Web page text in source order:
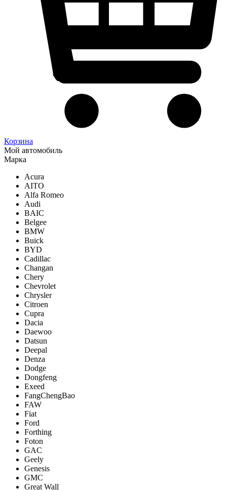
Корзина
Мой автомобиль
Марка
Acura
AITO
Alfa Romeo
Audi
BAIC
Belgee
BMW
Buick
BYD
Cadillac
Changan
Chery
Chevrolet
Chrysler
Citroen
Cupra
Dacia
Daewoo
Datsun
Deepal
Denza
Dodge
Dongfeng
Exeed
FangChengBao
FAW
Fiat
Ford
Forthing
Foton
GAC
Geely
Genesis
GMC
Great Wall